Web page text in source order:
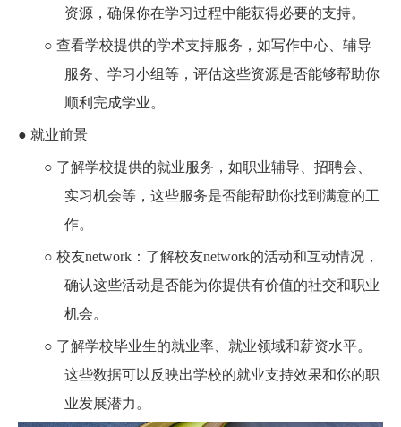
资源，确保你在学习过程中能获得必要的支持。
○ 查看学校提供的学术支持服务，如写作中心、辅导
服务、学习小组等，评估这些资源是否能够帮助你
顺利完成学业。
● 就业前景
○ 了解学校提供的就业服务，如职业辅导、招聘会、
实习机会等，这些服务是否能帮助你找到满意的工
作。
○ 校友network：了解校友network的活动和互动情况，
确认这些活动是否能为你提供有价值的社交和职业
机会。
○ 了解学校毕业生的就业率、就业领域和薪资水平。
这些数据可以反映出学校的就业支持效果和你的职
业发展潜力。